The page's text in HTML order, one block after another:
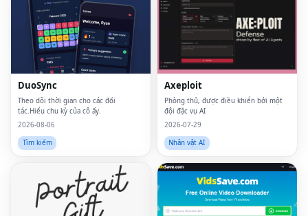
DuoSync
Theo dõi thời gian cho các đối
tác.Hiểu chu kỳ của cô ấy.
2026-08-06
Tìm kiếm
Axeploit
Phòng thủ, được điều khiển bởi một
đội đặc vụ AI
2026-07-29
Nhân vật AI